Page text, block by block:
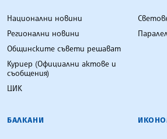
Национални новини
Регионални новини
Общинските съвети решават
Куриер (Официални актове и
съобщения)
ЦИК
БАЛКАНИ